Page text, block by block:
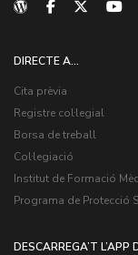
DIRECTE A...
Cita prèvia
Registre col·legial
Borsa de treball
Col·legiació
Institut de Formació
Programa de Protecció
DESCARREGA’T L’APP